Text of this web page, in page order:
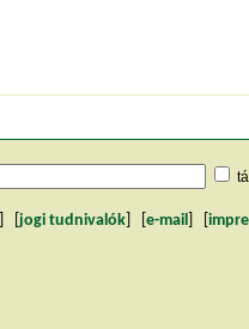
jogi tudnivalók e-mail